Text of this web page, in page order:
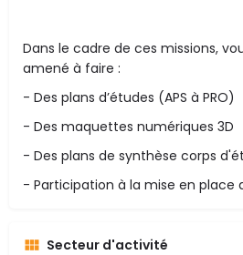
Dans le cadre de ces missions,
amené à faire :
- Des plans d’études (APS à PRO)
- Des maquettes numériques 3D
- Des plans de synthèse corps
- Participation à la mise en place
Secteur d'activité